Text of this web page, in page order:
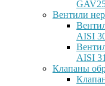
Вентили
AISI
AISI
Клапаны